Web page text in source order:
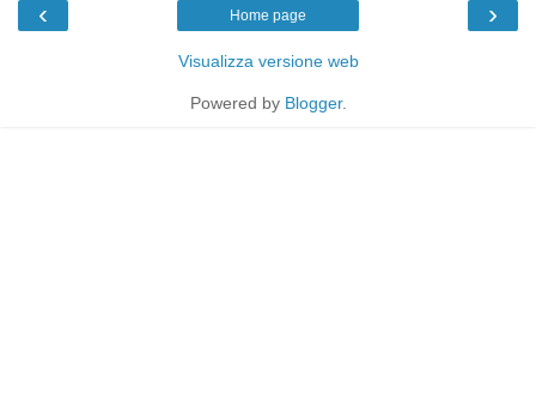
‹ ›
Home page
Visualizza versione web
Powered by Blogger.